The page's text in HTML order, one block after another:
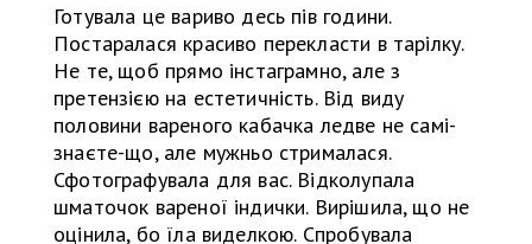
Готувала це вариво десь пів години.
Постаралася красиво перекласти в тарілку.
Не те, щоб прямо інстаграмно, але з
претензією на естетичність. Від виду
половини вареного кабачка ледве не самі-
знаєте-що, але мужньо стрималася.
Сфотографувала для вас. Відколупала
шматочок вареної індички. Вирішила, що не
оцінила, бо їла виделкою. Спробувала